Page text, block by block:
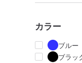
カラー
ブルー
ブラッ